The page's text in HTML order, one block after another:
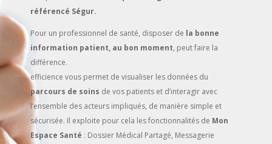
référencé Ségur.
Pour un professionnel de santé, disposer de la bonne
information patient, au bon moment, peut faire la
différence.
efficience vous permet de visualiser les données du
parcours de soins de vos patients et d’interagir avec
l’ensemble des acteurs impliqués, de manière simple et
sécurisée. Il exploite pour cela les fonctionnalités de Mon
Espace Santé : Dossier Médical Partagé, Messagerie